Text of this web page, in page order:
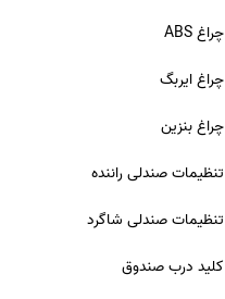
چراغ ABS
چراغ ایربگ
چراغ بنزین
تنظیمات صندلی راننده
تنظیمات صندلی شاگرد
کلید درب صندوق